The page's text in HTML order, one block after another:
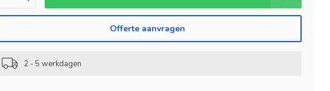
Offerte aanvragen
2 - 5 werkdagen